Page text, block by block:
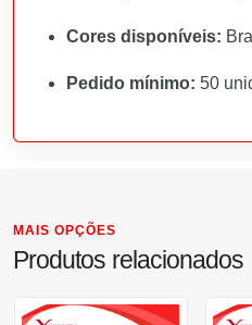
Cores disponíveis:
Pedido mínimo: 50
MAIS OPÇÕES
Produtos relacionados